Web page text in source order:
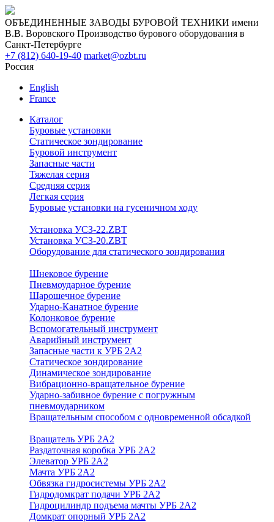
ОБЪЕДИНЕННЫЕ ЗАВОДЫ БУРОВОЙ ТЕХНИКИ имени
В.В. Воровского Производство бурового оборудования в
Санкт-Петербурге
+7 (812) 640-19-40 market@ozbt.ru
Россия
English
France
Каталог
Буровые установки
Статическое зондирование
Буровой инструмент
Запасные части
Тяжелая серия
Средняя серия
Легкая серия
Буровые установки на гусеничном ходу
Установка УСЗ-22.ZBT
Установка УСЗ-20.ZBT
Оборудование для статического зондирования
Шнековое бурение
Пневмоударное бурение
Шарошечное бурение
Ударно-Канатное бурение
Колонковое бурение
Вспомогательный инструмент
Аварийный инструмент
Запасные части к УРБ 2А2
Статическое зондирование
Динамическое зондирование
Вибрационно-вращательное бурение
Ударно-забивное бурение с погружным
пневмоударником
Вращательным способом с одновременной обсадкой
Вращатель УРБ 2А2
Раздаточная коробка УРБ 2А2
Элеватор УРБ 2А2
Мачта УРБ 2А2
Обвязка гидросистемы УРБ 2А2
Гидродомкрат подачи УРБ 2А2
Гидроцилиндр подъема мачты УРБ 2А2
Домкрат опорный УРБ 2А2